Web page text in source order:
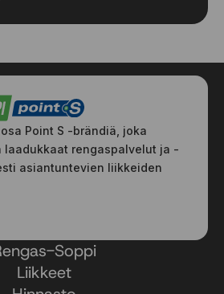
Point S -brändiä, joka
laadukkaat rengaspalvelut ja -
asiantuntevien liikkeiden
Soppi
Liikkeet